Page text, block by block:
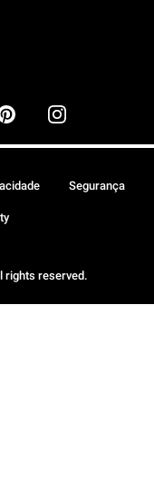
rights reserved.
Segurança